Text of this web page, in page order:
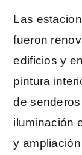
Las
fueron
edificios y
pintura
de
iluminación
y